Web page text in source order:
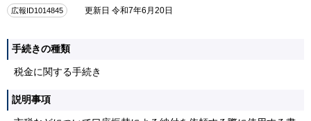
広報ID1014845 更新日 令和7年6月20日
手続きの種類
税金に関する手続き
説明事項